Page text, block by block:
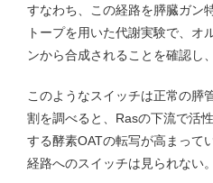
すなわち、この経路を膵臓ガン
トープを用いた代謝実験で、
ンから合成されることを確認し
このようなスイッチは正常の膵
割を調べると、Rasの下流で活
する酵素OATの転写が高まって
経路へのスイッチは見られない。